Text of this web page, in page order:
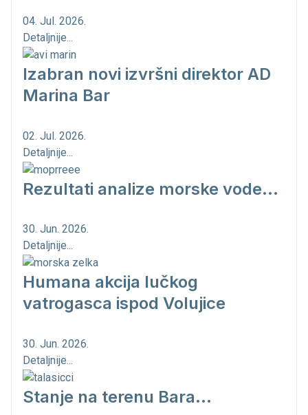
04. Jul. 2026.
Detaljnije...
Izabran novi izvršni direktor AD
Marina Bar
02. Jul. 2026.
Detaljnije...
Rezultati analize morske vode...
30. Jun. 2026.
Detaljnije...
Humana akcija lučkog
vatrogasca ispod Volujice
30. Jun. 2026.
Detaljnije...
Stanje na terenu Bara...